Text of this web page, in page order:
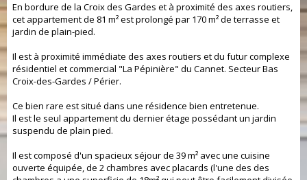
En bordure de la Croix des Gardes et à proximité des axes routiers,
cet appartement de 81 m² est prolongé par 170 m² de terrasse et
jardin de plain-pied.
Il est à proximité immédiate des axes routiers et du futur complexe
résidentiel et commercial "La Pépinière" du Cannet. Secteur Bas
Croix-des-Gardes / Périer.
Ce bien rare est situé dans une résidence bien entretenue.
Il est le seul appartement du dernier étage possédant un jardin
suspendu de plain pied.
Il est composé d'un spacieux séjour de 39 m² avec une cuisine
ouverte équipée, de 2 chambres avec placards (l'une des des